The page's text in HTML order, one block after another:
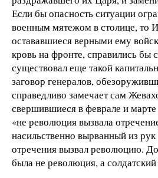
Если бы опасность ситуации
военным мятежом в столице, то
остававшиеся верными ему
кровь на фронте, справились бы
существовал еще такой
заговор генералов,
справедливо замечает сам
свершившиеся в феврале и марте
«не революция вызвала
насильственно вырванный из рук
отречения вызвал революцию.
была не революция, а солдатский